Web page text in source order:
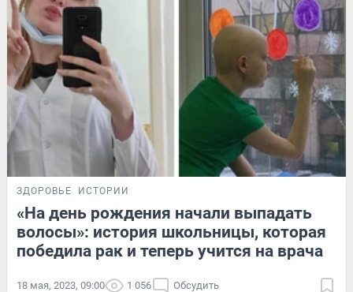
ЗДОРОВЬЕ ИСТОРИИ
«На день рождения начали выпадать
волосы»: история школьницы, которая
победила рак и теперь учится на врача
18 мая, 2023, 09:00 1 056 Обсудить